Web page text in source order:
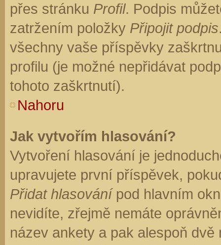
přes stránku Profil. Podpis
zatržením položky Připojit podpis
všechny vaše příspěvky
profilu (je možné nepřidávat
tohoto zaškrtnutí).
Nahoru
Jak vytvořím hlasování?
Vytvoření hlasování je
upravujete první příspěvek,
Přidat hlasovánípod hlavním
nevidíte, zřejmě nemáte
název ankety a pak alespoň